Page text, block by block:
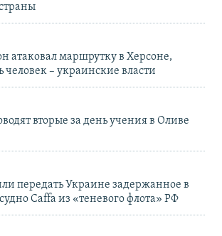
атаковал маршрутку в Херсоне,
человек – украинские власти
вторые за день учения в Оливе
передать Украине задержанное в
Caffa из «теневого флота» РФ